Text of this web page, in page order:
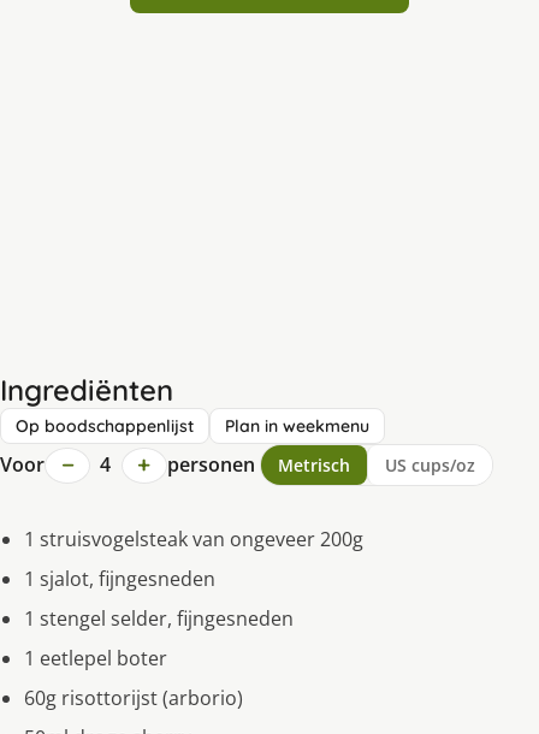
Ingrediënten
Op boodschappenlijst Plan in weekmenu
Voor − 4 + personen Metrisch US cups/oz
1 struisvogelsteak van ongeveer 200g
1 sjalot, fijngesneden
1 stengel selder, fijngesneden
1 eetlepel boter
60g risottorijst (arborio)